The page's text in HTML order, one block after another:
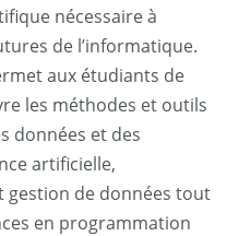
nécessaire à
de l’informatique.
aux étudiants de
les méthodes et outils
données et des
artificielle,
gestion de données tout
en programmation